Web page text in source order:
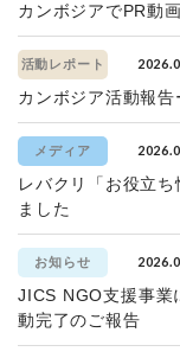
カンボジアでPR動
活動レポート
カンボジア活動報告
メディア
レバクリ「お役立
ました
お知らせ
JICS NGO支援事業
動完了のご報告